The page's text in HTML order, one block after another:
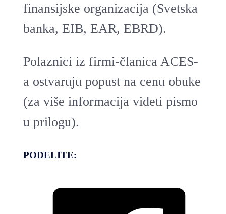
finansijske organizacija (Svetska
banka, EIB, EAR, EBRD).
Polaznici iz firmi-članica ACES-
a ostvaruju popust na cenu obuke
(za više informacija videti pismo
u prilogu).
PODELITE: